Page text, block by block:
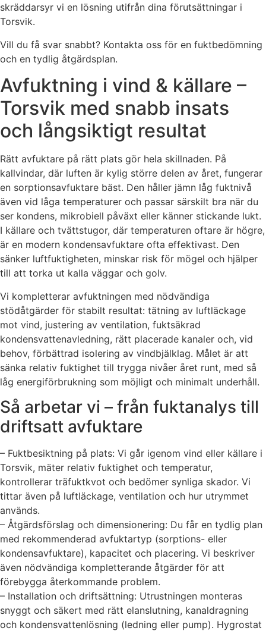
skräddarsyr vi en lösning utifrån dina förutsättningar i
Torsvik.
Vill du få svar snabbt? Kontakta oss för en fuktbedömning
och en tydlig åtgärdsplan.
Avfuktning i vind & källare –
Torsvik med snabb insats
och långsiktigt resultat
Rätt avfuktare på rätt plats gör hela skillnaden. På
kallvindar, där luften är kylig större delen av året, fungerar
en sorptionsavfuktare bäst. Den håller jämn låg fuktnivå
även vid låga temperaturer och passar särskilt bra när du
ser kondens, mikrobiell påväxt eller känner stickande lukt.
I källare och tvättstugor, där temperaturen oftare är högre,
är en modern kondensavfuktare ofta effektivast. Den
sänker luftfuktigheten, minskar risk för mögel och hjälper
till att torka ut kalla väggar och golv.
Vi kompletterar avfuktningen med nödvändiga
stödåtgärder för stabilt resultat: tätning av luftläckage
mot vind, justering av ventilation, fuktsäkrad
kondensvattenavledning, rätt placerade kanaler och, vid
behov, förbättrad isolering av vindbjälklag. Målet är att
sänka relativ fuktighet till trygga nivåer året runt, med så
låg energiförbrukning som möjligt och minimalt underhåll.
Så arbetar vi – från fuktanalys till
driftsatt avfuktare
– Fuktbesiktning på plats: Vi går igenom vind eller källare i
Torsvik, mäter relativ fuktighet och temperatur,
kontrollerar träfuktkvot och bedömer synliga skador. Vi
tittar även på luftläckage, ventilation och hur utrymmet
används.
– Åtgärdsförslag och dimensionering: Du får en tydlig plan
med rekommenderad avfuktartyp (sorptions- eller
kondensavfuktare), kapacitet och placering. Vi beskriver
även nödvändiga kompletterande åtgärder för att
förebygga återkommande problem.
– Installation och driftsättning: Utrustningen monteras
snyggt och säkert med rätt elanslutning, kanaldragning
och kondensvattenlösning (ledning eller pump). Hygrostat